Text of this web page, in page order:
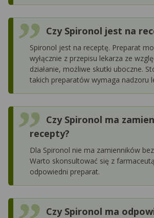
Czy Spironol jest na
Spironol jest na receptę. Preparat
wyłącznie z przepisu lekarza ze
działanie, możliwe skutki uboczne.
takich preparatów wymaga nadzoru
Czy Spironol ma
recepty?
Dla Spironol nie ma zamienników
Warto skonsultować się z
odpowiedni preparat.
Czy Spironol ma